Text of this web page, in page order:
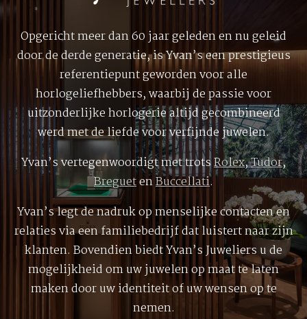
Opgericht meer dan 60 jaar geleden en nu geleid
door de derde generatie, is Yvan’s een prestigieus
referentiepunt geworden voor alle
horlogeliefhebbers, waarbij de passie voor
uitzonderlijke horlogerie altijd gecombineerd
werd met de liefde voor verfijnde juwelen.
Yvan’s vertegenwoordigt met trotsRolex,Tudor,
BreguetenBuccellati.
Yvan’s legt de nadruk op menselijke contacten en
relaties via een familiebedrijf dat luistert naar zijn
klanten. Bovendien biedt Yvan’s Juweliers u de
mogelijkheid om uw juwelen op maat te laten
maken door uw identiteit of uw wensen op te
nemen.